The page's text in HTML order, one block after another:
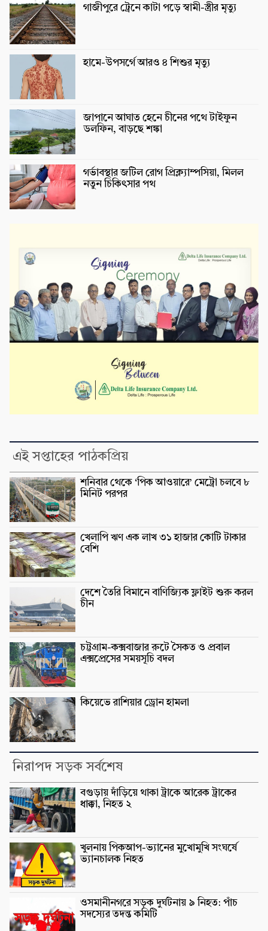
গাজীপুরে ট্রেনে কাটা পড়ে স্বামী-স্ত্রীর মৃত্যু
হামে-উপসর্গে আরও ৪ শিশুর মৃত্যু
জাপানে আঘাত হেনে চীনের পথে টাইফুন
ডলফিন, বাড়ছে শঙ্কা
গর্ভাবস্থার জটিল রোগ প্রিক্ল্যাম্পসিয়া, মিলল
নতুন চিকিৎসার পথ
এই সপ্তাহের পাঠকপ্রিয়
শনিবার থেকে ‘পিক আওয়ারে’ মেট্রো চলবে ৮
মিনিট পরপর
খেলাপি ঋণ এক লাখ ৩১ হাজার কোটি টাকার
বেশি
দেশে তৈরি বিমানে বাণিজ্যিক ফ্লাইট শুরু করল
চীন
চট্টগ্রাম-কক্সবাজার রুটে সৈকত ও প্রবাল
এক্সপ্রেসের সময়সূচি বদল
কিয়েভে রাশিয়ার ড্রোন হামলা
নিরাপদ সড়ক সর্বশেষ
বগুড়ায় দাঁড়িয়ে থাকা ট্রাকে আরেক ট্রাকের
ধাক্কা, নিহত ২
খুলনায় পিকআপ-ভ্যানের মুখোমুখি সংঘর্ষে
ভ্যানচালক নিহত
ওসমানীনগরে সড়ক দুর্ঘটনায় ৯ নিহত: পাঁচ
সদস্যের তদন্ত কমিটি